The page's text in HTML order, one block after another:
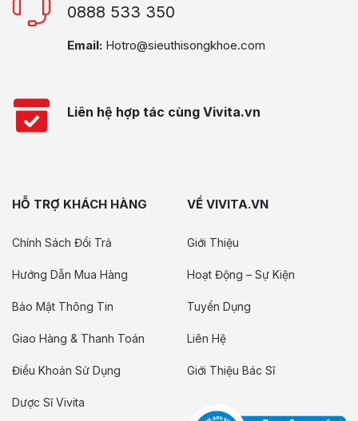
0888 533 350
Email: Hotro@sieuthisongkhoe.com
Liên hệ hợp tác cùng Vivita.vn
HỖ TRỢ KHÁCH HÀNG
Chính Sách Đổi Trả
Hướng Dẫn Mua Hàng
Bảo Mật Thông Tin
Giao Hàng & Thanh Toán
Điều Khoản Sử Dụng
Dược Sĩ Vivita
VỀ VIVITA.VN
Giới Thiệu
Hoạt Động – Sự Kiện
Tuyển Dụng
Liên Hệ
Giới Thiệu Bác Sĩ